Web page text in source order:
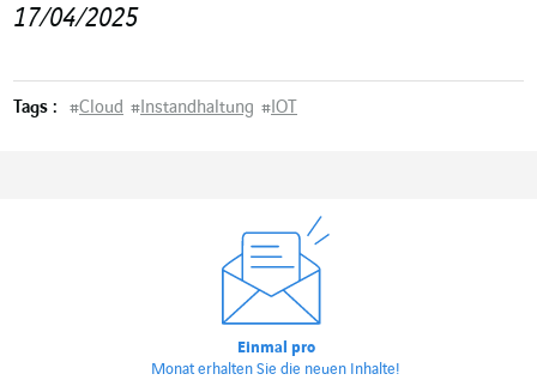
17/04/2025
Tags : #Cloud #Instandhaltung #IOT
Einmal pro
Monat erhalten Sie die neuen Inhalte!